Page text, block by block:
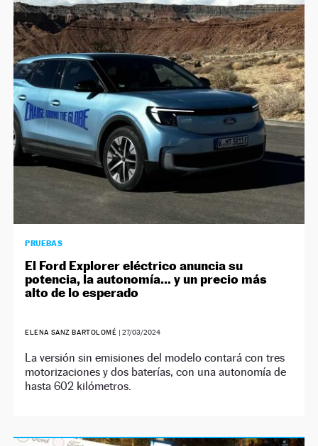
PRUEBAS
El Ford Explorer eléctrico anuncia su
potencia, la autonomía… y un precio más
alto de lo esperado
ELENA SANZ BARTOLOMÉ | 27/03/2024
La versión sin emisiones del modelo contará con tres
motorizaciones y dos baterías, con una autonomía de
hasta 602 kilómetros.